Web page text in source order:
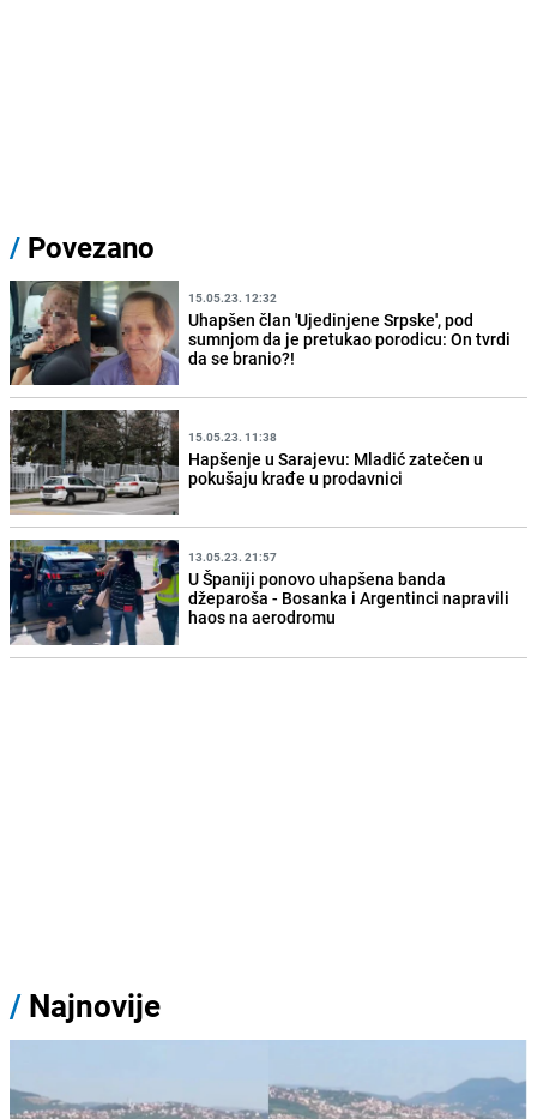
/ Povezano
15.05.23. 12:32
Uhapšen član 'Ujedinjene Srpske', pod
sumnjom da je pretukao porodicu: On tvrdi
da se branio?!
15.05.23. 11:38
Hapšenje u Sarajevu: Mladić zatečen u
pokušaju krađe u prodavnici
13.05.23. 21:57
U Španiji ponovo uhapšena banda
džeparoša - Bosanka i Argentinci napravili
haos na aerodromu
/ Najnovije